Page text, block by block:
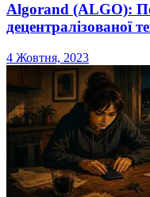
Algorand (ALGO):
децентралізованої
4 Жовтня, 2023